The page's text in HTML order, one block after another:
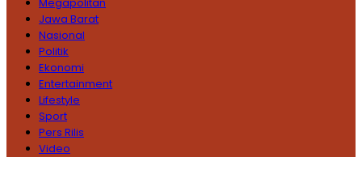
Jawa Barat
Nasional
Politik
Ekonomi
Entertainment
Lifestyle
Sport
Pers Rilis
Video